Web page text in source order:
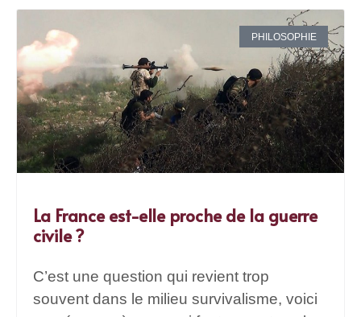
PHILOSOPHIE
La France est-elle proche de la guerre
civile ?
C’est une question qui revient trop
souvent dans le milieu survivalisme, voici